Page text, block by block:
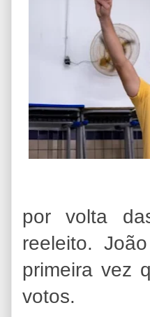
por volta
reeleito.
primeira vez
votos.